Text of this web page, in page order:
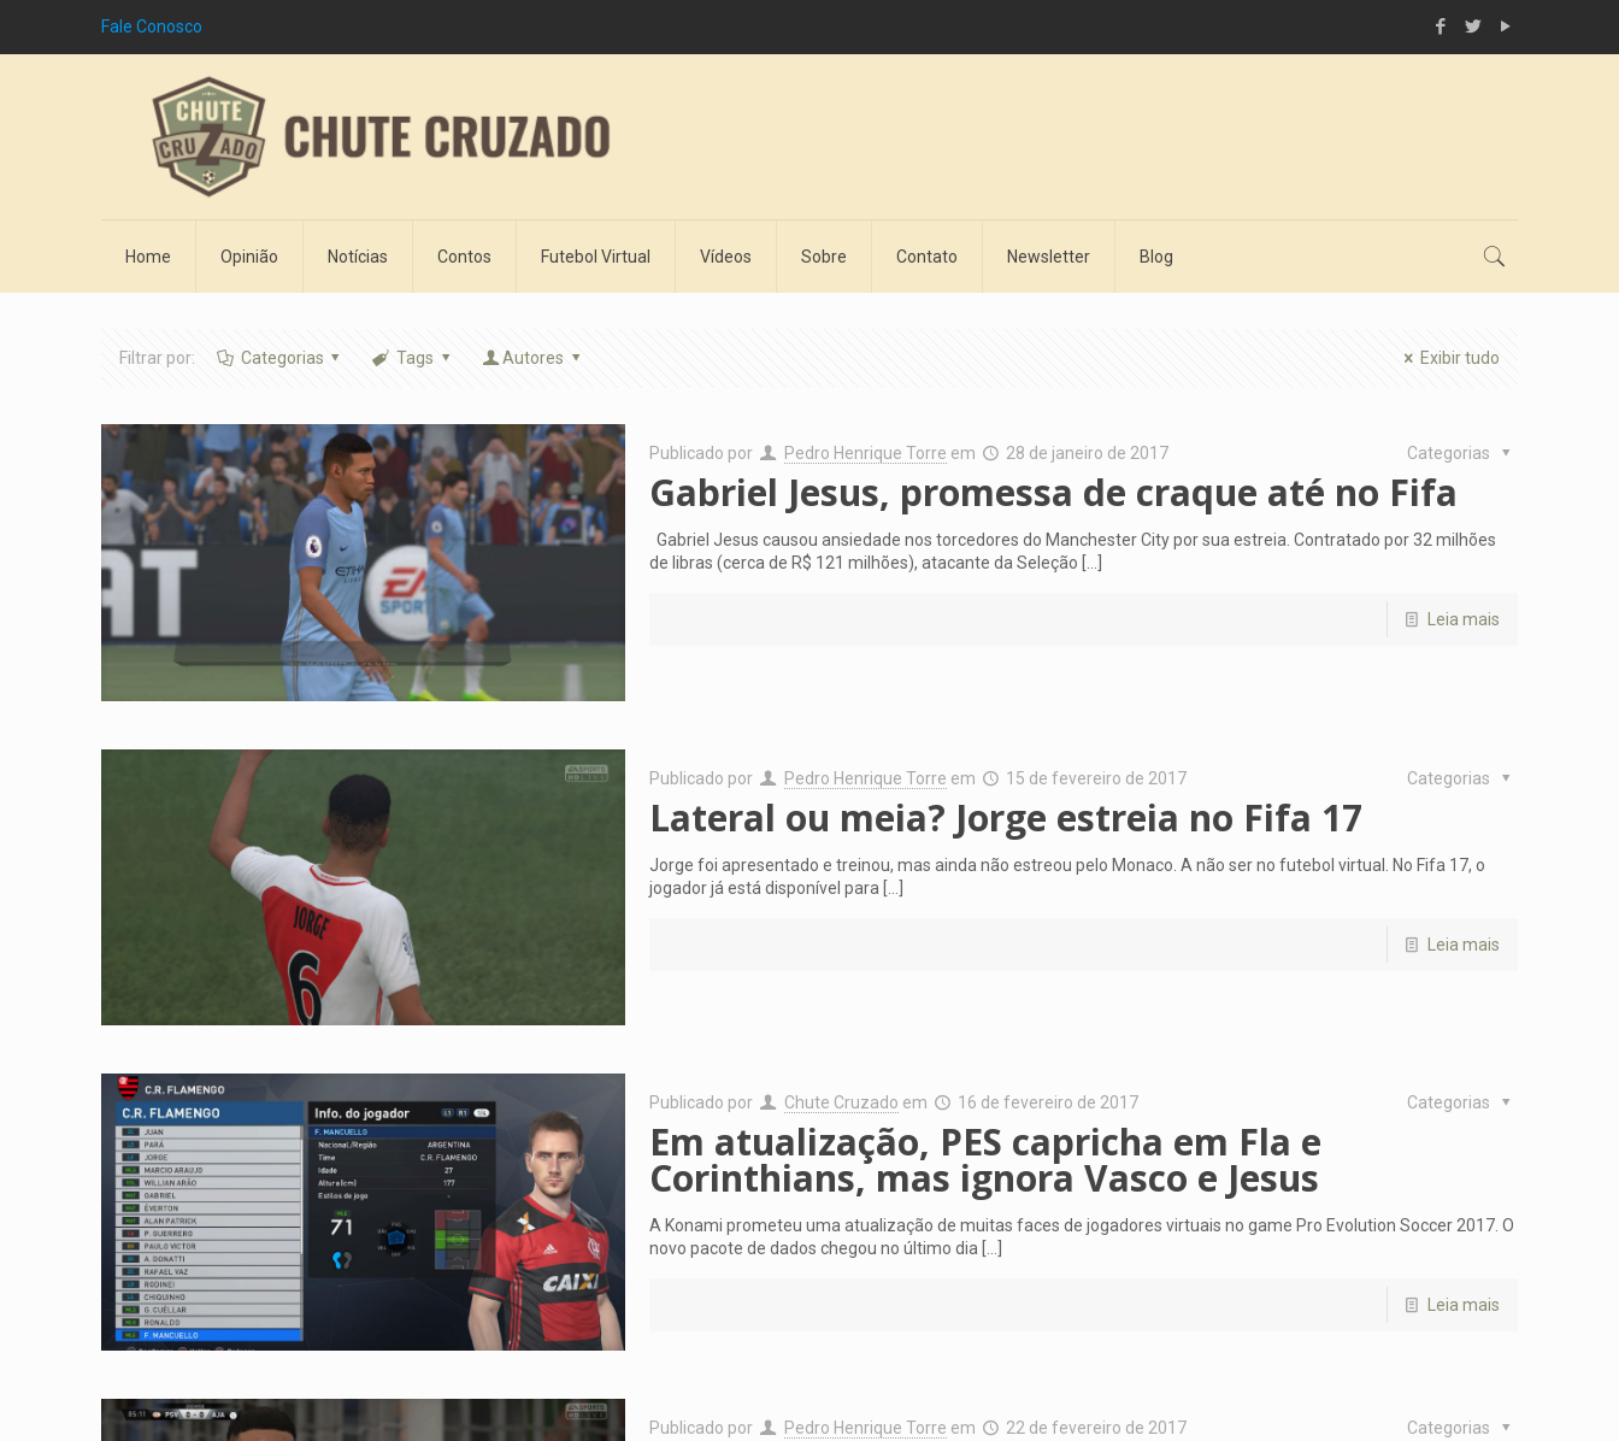
Fale Conosco
Home Opinião Notícias Contos Futebol Virtual Vídeos Sobre Contato Newsletter Blog
Filtrar por: Categorias Tags Autores Exibir tudo
Publicado por Pedro Henrique Torre em 28 de janeiro de 2017 Categorias
Gabriel Jesus, promessa de craque até no Fifa
Gabriel Jesus causou ansiedade nos torcedores do Manchester City por sua estreia. Contratado por 32 milhões
de libras (cerca de R$ 121 milhões), atacante da Seleção
Leia mais
Publicado por Pedro Henrique Torre em 15 de fevereiro de 2017 Categorias
Lateral ou meia? Jorge estreia no Fifa 17
Jorge foi apresentado e treinou, mas ainda não estreou pelo Monaco. A não ser no futebol virtual. No Fifa 17, o
jogador já está disponível para […]
Leia mais
Publicado por Chute Cruzado em 16 de fevereiro de 2017 Categorias
Em atualização, PES capricha em Fla e
Corinthians, mas ignora Vasco e Jesus
A Konami prometeu uma atualização de muitas faces de jogadores virtuais no game Pro Evolution Soccer 2017. O
novo pacote de dados chegou no último dia […]
Leia mais
Publicado por Pedro Henrique Torre em 22 de fevereiro de 2017 Categorias